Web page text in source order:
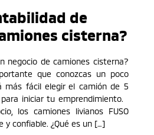
de
cisterna?
negocio de camiones cisterna?
que conozcas un poco
más fácil elegir el camión de 5
iniciar tu emprendimiento.
los camiones livianos FUSO
y confiable. ¿Qué es un […]